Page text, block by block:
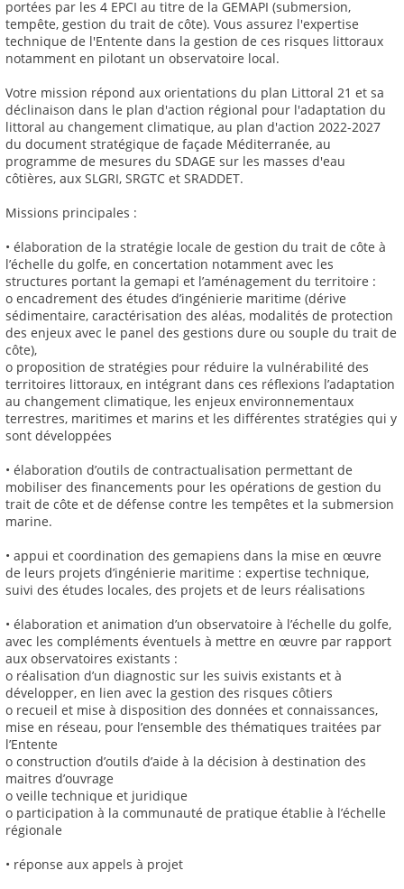
portées par les 4 EPCI au titre de la GEMAPI (submersion,
tempête, gestion du trait de côte). Vous assurez l'expertise
technique de l'Entente dans la gestion de ces risques littoraux
notamment en pilotant un observatoire local.
Votre mission répond aux orientations du plan Littoral 21 et sa
déclinaison dans le plan d'action régional pour l'adaptation du
littoral au changement climatique, au plan d'action 2022-2027
du document stratégique de façade Méditerranée, au
programme de mesures du SDAGE sur les masses d'eau
côtières, aux SLGRI, SRGTC et SRADDET.
Missions principales :
• élaboration de la stratégie locale de gestion du trait de côte à
l’échelle du golfe, en concertation notamment avec les
structures portant la gemapi et l’aménagement du territoire :
o encadrement des études d’ingénierie maritime (dérive
sédimentaire, caractérisation des aléas, modalités de protection
des enjeux avec le panel des gestions dure ou souple du trait de
côte),
o proposition de stratégies pour réduire la vulnérabilité des
territoires littoraux, en intégrant dans ces réflexions l’adaptation
au changement climatique, les enjeux environnementaux
terrestres, maritimes et marins et les différentes stratégies qui y
sont développées
• élaboration d’outils de contractualisation permettant de
mobiliser des financements pour les opérations de gestion du
trait de côte et de défense contre les tempêtes et la submersion
marine.
• appui et coordination des gemapiens dans la mise en œuvre
de leurs projets d’ingénierie maritime : expertise technique,
suivi des études locales, des projets et de leurs réalisations
• élaboration et animation d’un observatoire à l’échelle du golfe,
avec les compléments éventuels à mettre en œuvre par rapport
aux observatoires existants :
o réalisation d’un diagnostic sur les suivis existants et à
développer, en lien avec la gestion des risques côtiers
o recueil et mise à disposition des données et connaissances,
mise en réseau, pour l’ensemble des thématiques traitées par
l’Entente
o construction d’outils d’aide à la décision à destination des
maitres d’ouvrage
o veille technique et juridique
o participation à la communauté de pratique établie à l’échelle
régionale
• réponse aux appels à projet